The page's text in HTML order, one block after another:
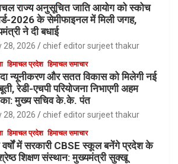
राज्य अनुसूचित जाति आयोग को स्कोच
2026 के सेमीफाइनल में मिली जगह,
ने दी बधाई
28, 2026 chief editor surjeet thakur
हिमाचल प्रदेश हिमाचल समाचार
न्यूनीकरण और सतत विकास को मिलेगी नई
रेडी-एचपी परियोजना निभाएगी अहम
मुख्य सचिव के.के. पंत
28, 2026 chief editor surjeet thakur
हिमाचल प्रदेश हिमाचल समाचार
वर्षों में सरकारी CBSE स्कूल बनेंगे प्रदेश के
शिक्षण संस्थान: मुख्यमंत्री सुक्खू